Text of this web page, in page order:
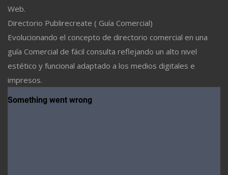
Web.
Directorio Publirecreate ( Guía Comercial)
Evolucionando el concepto de directorio comercial en una
guía Comercial de fácil consulta reflejando un alto nivel
estético y funcional adaptado a los medios digitales e
impresos.